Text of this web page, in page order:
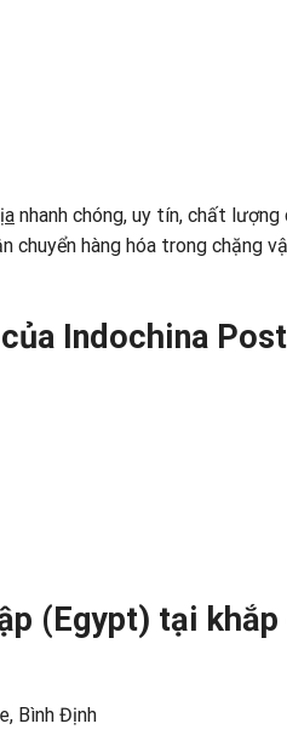
nhanh chóng, uy tín, chất lượng
chuyển hàng hóa trong chặng
Indochina Post
(Egypt) tại khắp
Bình Định